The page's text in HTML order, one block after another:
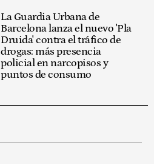
La Guardia Urbana de
Barcelona lanza el nuevo 'Pla
Druida' contra el tráfico de
drogas: más presencia
policial en narcopisos y
puntos de consumo